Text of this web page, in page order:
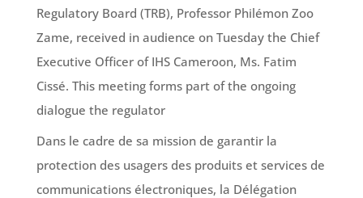
Regulatory Board (TRB), Professor Philémon Zoo
Zame, received in audience on Tuesday the Chief
Executive Officer of IHS Cameroon, Ms. Fatim
Cissé. This meeting forms part of the ongoing
dialogue the regulator
Dans le cadre de sa mission de garantir la
protection des usagers des produits et services de
communications électroniques, la Délégation